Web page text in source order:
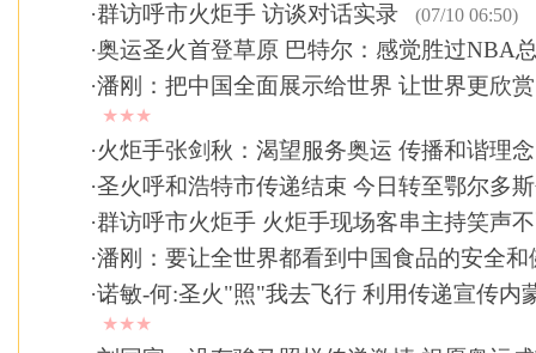
·群访呼市火炬手 访谈对话实录 (07/10 06:50)
·奥运圣火首登草原 巴特尔：感觉胜过NBA
·潘刚：把中国全面展示给世界 让世界更欣
★★★
·火炬手张剑秋：渴望服务奥运 传播和谐理念
·圣火呼和浩特市传递结束 今日转至鄂尔多
·群访呼市火炬手 火炬手现场客串主持笑声
·潘刚：要让全世界都看到中国食品的安全和
·诺敏-何:圣火"照"我去飞行 利用传递宣传内
★★★